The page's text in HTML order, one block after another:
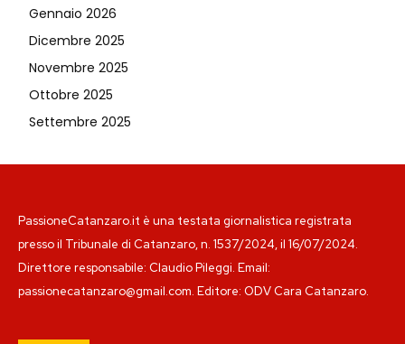
Gennaio 2026
Dicembre 2025
Novembre 2025
Ottobre 2025
Settembre 2025
PassioneCatanzaro.it è una testata giornalistica registrata
presso il Tribunale di Catanzaro, n. 1537/2024, il 16/07/2024.
Direttore responsabile: Claudio Pileggi. Email:
passionecatanzaro@gmail.com. Editore: ODV Cara Catanzaro.